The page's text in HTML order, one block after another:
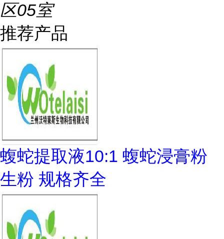
区05室
推荐产品
蝮蛇提取液10:1 蝮蛇浸膏粉
生粉 规格齐全